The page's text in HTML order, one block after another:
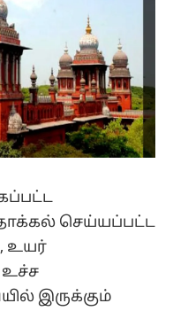
செய்யப்பட்ட
உயர்
இருக்கும்